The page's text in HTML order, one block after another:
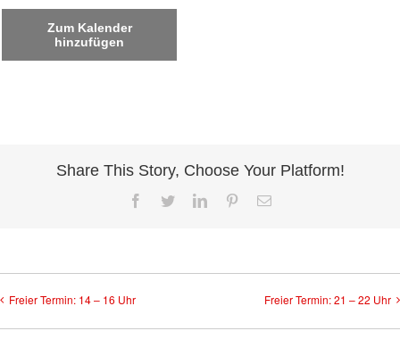
Zum Kalender
hinzufügen
Share This Story, Choose Your Platform!
Facebook
TwitterLinkedInPinterest
E-
Freier Termin: 14 – 16 Uhr Freier Termin: 21 – 22 Uhr